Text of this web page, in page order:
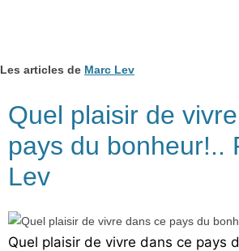
Les articles de Marc Lev
Quel plaisir de
pays du bonheur!..
Lev
Quel plaisir de vivre dans ce pays